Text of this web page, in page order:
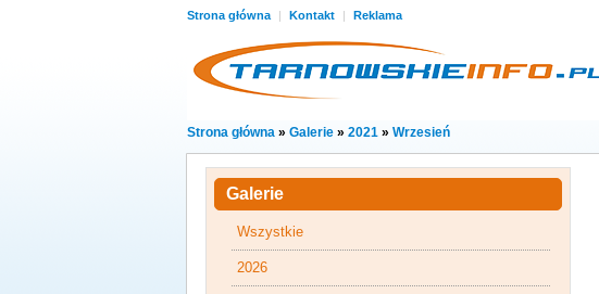
Strona główna | Kontakt | Reklama
Strona główna » Galerie » 2021 » Wrzesień
Galerie
Wszystkie
2026